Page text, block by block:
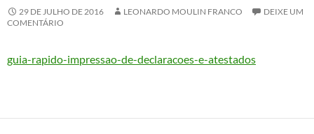
29 DE JULHO DE 2016 LEONARDO MOULIN FRANCO
DEIXE UM
COMENTÁRIO
guia-rapido-impressao-de-declaracoes-e-atestados